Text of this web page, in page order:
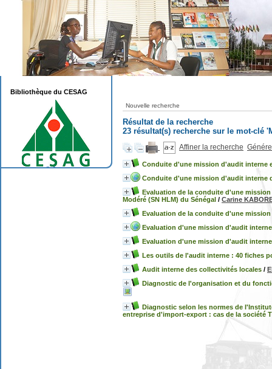
Nouvelle recherche
Résultat de la recherche
23 résultat(s) recherche sur le mot-clé
Affiner la recherche
Conduite d'une mission d'audit interne
Conduite d'une mission d'audit interne
Evaluation de la conduite d'une
Modéré (SN HLM) du Sénégal / Carine
Evaluation de la conduite d'une
Evaluation d'une mission d'audit
Evaluation d'une mission d'audit
Les outils de l'audit interne : 40 fiches
Audit interne des collectivités locales /
Diagnostic de l'organisation et du
Diagnostic selon les normes de
entreprise d'import-export : cas de la société
Bibliothèque du CESAG